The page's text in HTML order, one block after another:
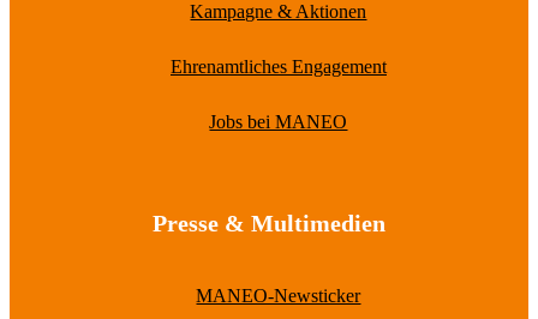
Kampagne & Aktionen
Ehrenamtliches Engagement
Jobs bei MANEO
Presse & Multimedien
MANEO-Newsticker